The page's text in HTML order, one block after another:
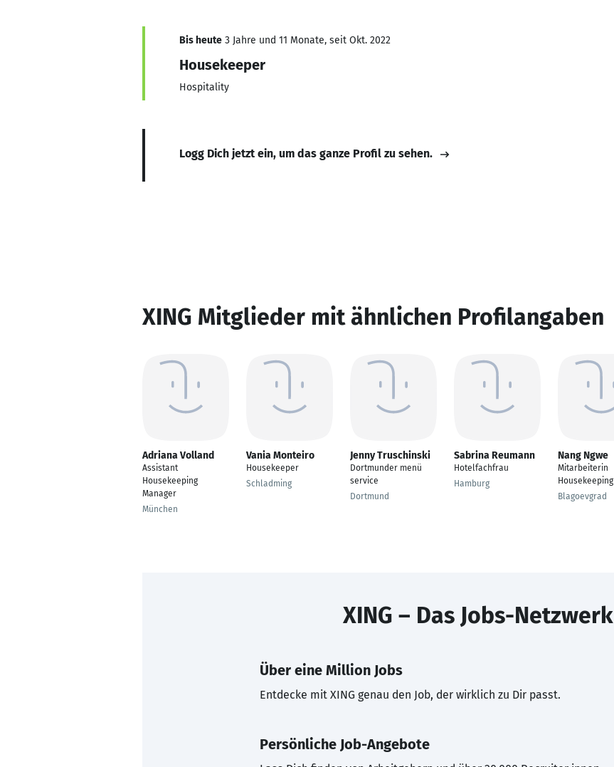
Bis heute 3 Jahre und 11 Monate, seit Okt. 2022
Housekeeper
Hospitality
Logg Dich jetzt ein, um das ganze Profil zu sehen.
XING Mitglieder mit ähnlichen Profilangaben
Adriana Volland
Assistant
Housekeeping
Manager
München
Vania Monteiro
Housekeeper
Schladming
Jenny Truschinski
Dortmunder menü
service
Dortmund
Sabrina Reumann
Hotelfachfrau
Hamburg
Nang Ngwe
Mitarbeiterin
Housekeeping
Blagoevgrad
XING – Das Jobs-Netzwerk
Über eine Million Jobs
Entdecke mit XING genau den Job, der wirklich zu Dir passt.
Persönliche Job-Angebote